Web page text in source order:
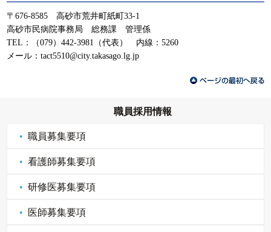
〒676-8585 高砂市荒井町紙町33-1
高砂市民病院事務局 総務課 管理係
TEL：（079）442-3981（代表） 内線：5260
メール：tact5510@city.takasago.lg.jp
職員採用情報
職員募集要項
看護師募集要項
研修医募集要項
医師募集要項